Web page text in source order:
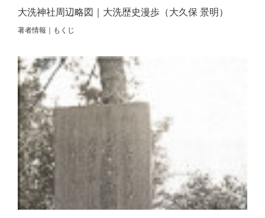
大洗神社周辺略図｜大洗歴史漫歩（大久保 景明）
著者情報｜もくじ